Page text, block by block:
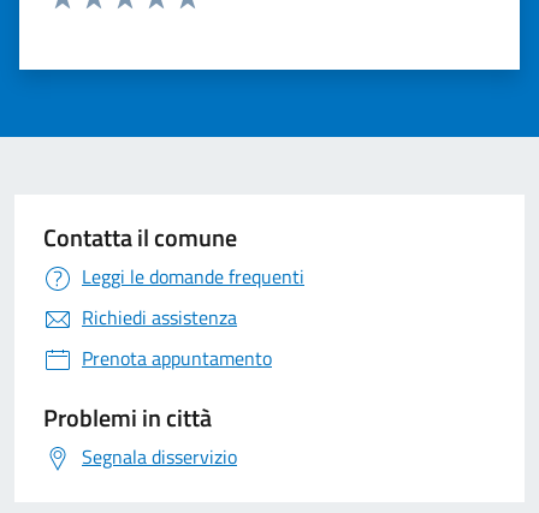
Contatta il comune
Leggi le domande frequenti
Richiedi assistenza
Prenota appuntamento
Problemi in città
Segnala disservizio